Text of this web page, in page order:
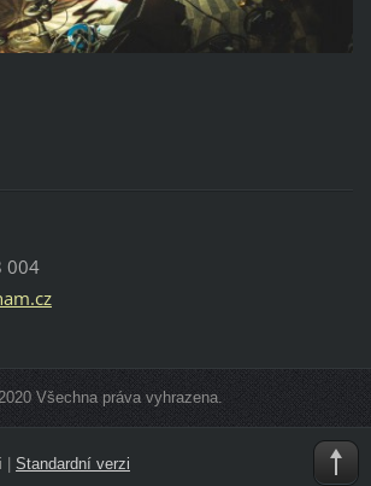
004
Všechna práva vyhrazena.
Standardní verzi